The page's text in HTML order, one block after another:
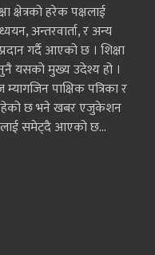
क्षेत्रको हरेक पक्षलाई
अन्तरवार्ता, र अन्य
गर्दै आएको छ । शिक्षा
यसको मुख्य उदेश्य हो ।
पाक्षिक पत्रिका र
छ भने खबर एजुकेशन
समेट्दै आएको छ...